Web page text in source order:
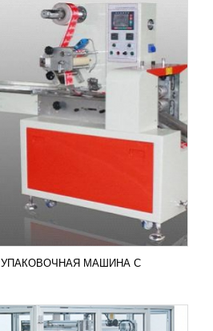
МАШИНА С
ОБОРУДОВАНИЕ
оборудование AZZ 42-BF
товаров в пленку.
подачи материала.
Добавить в сравнение